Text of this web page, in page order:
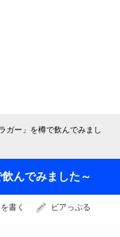
ガー」を樽で飲んでみまし
んでみました～
書く ビアっぷる